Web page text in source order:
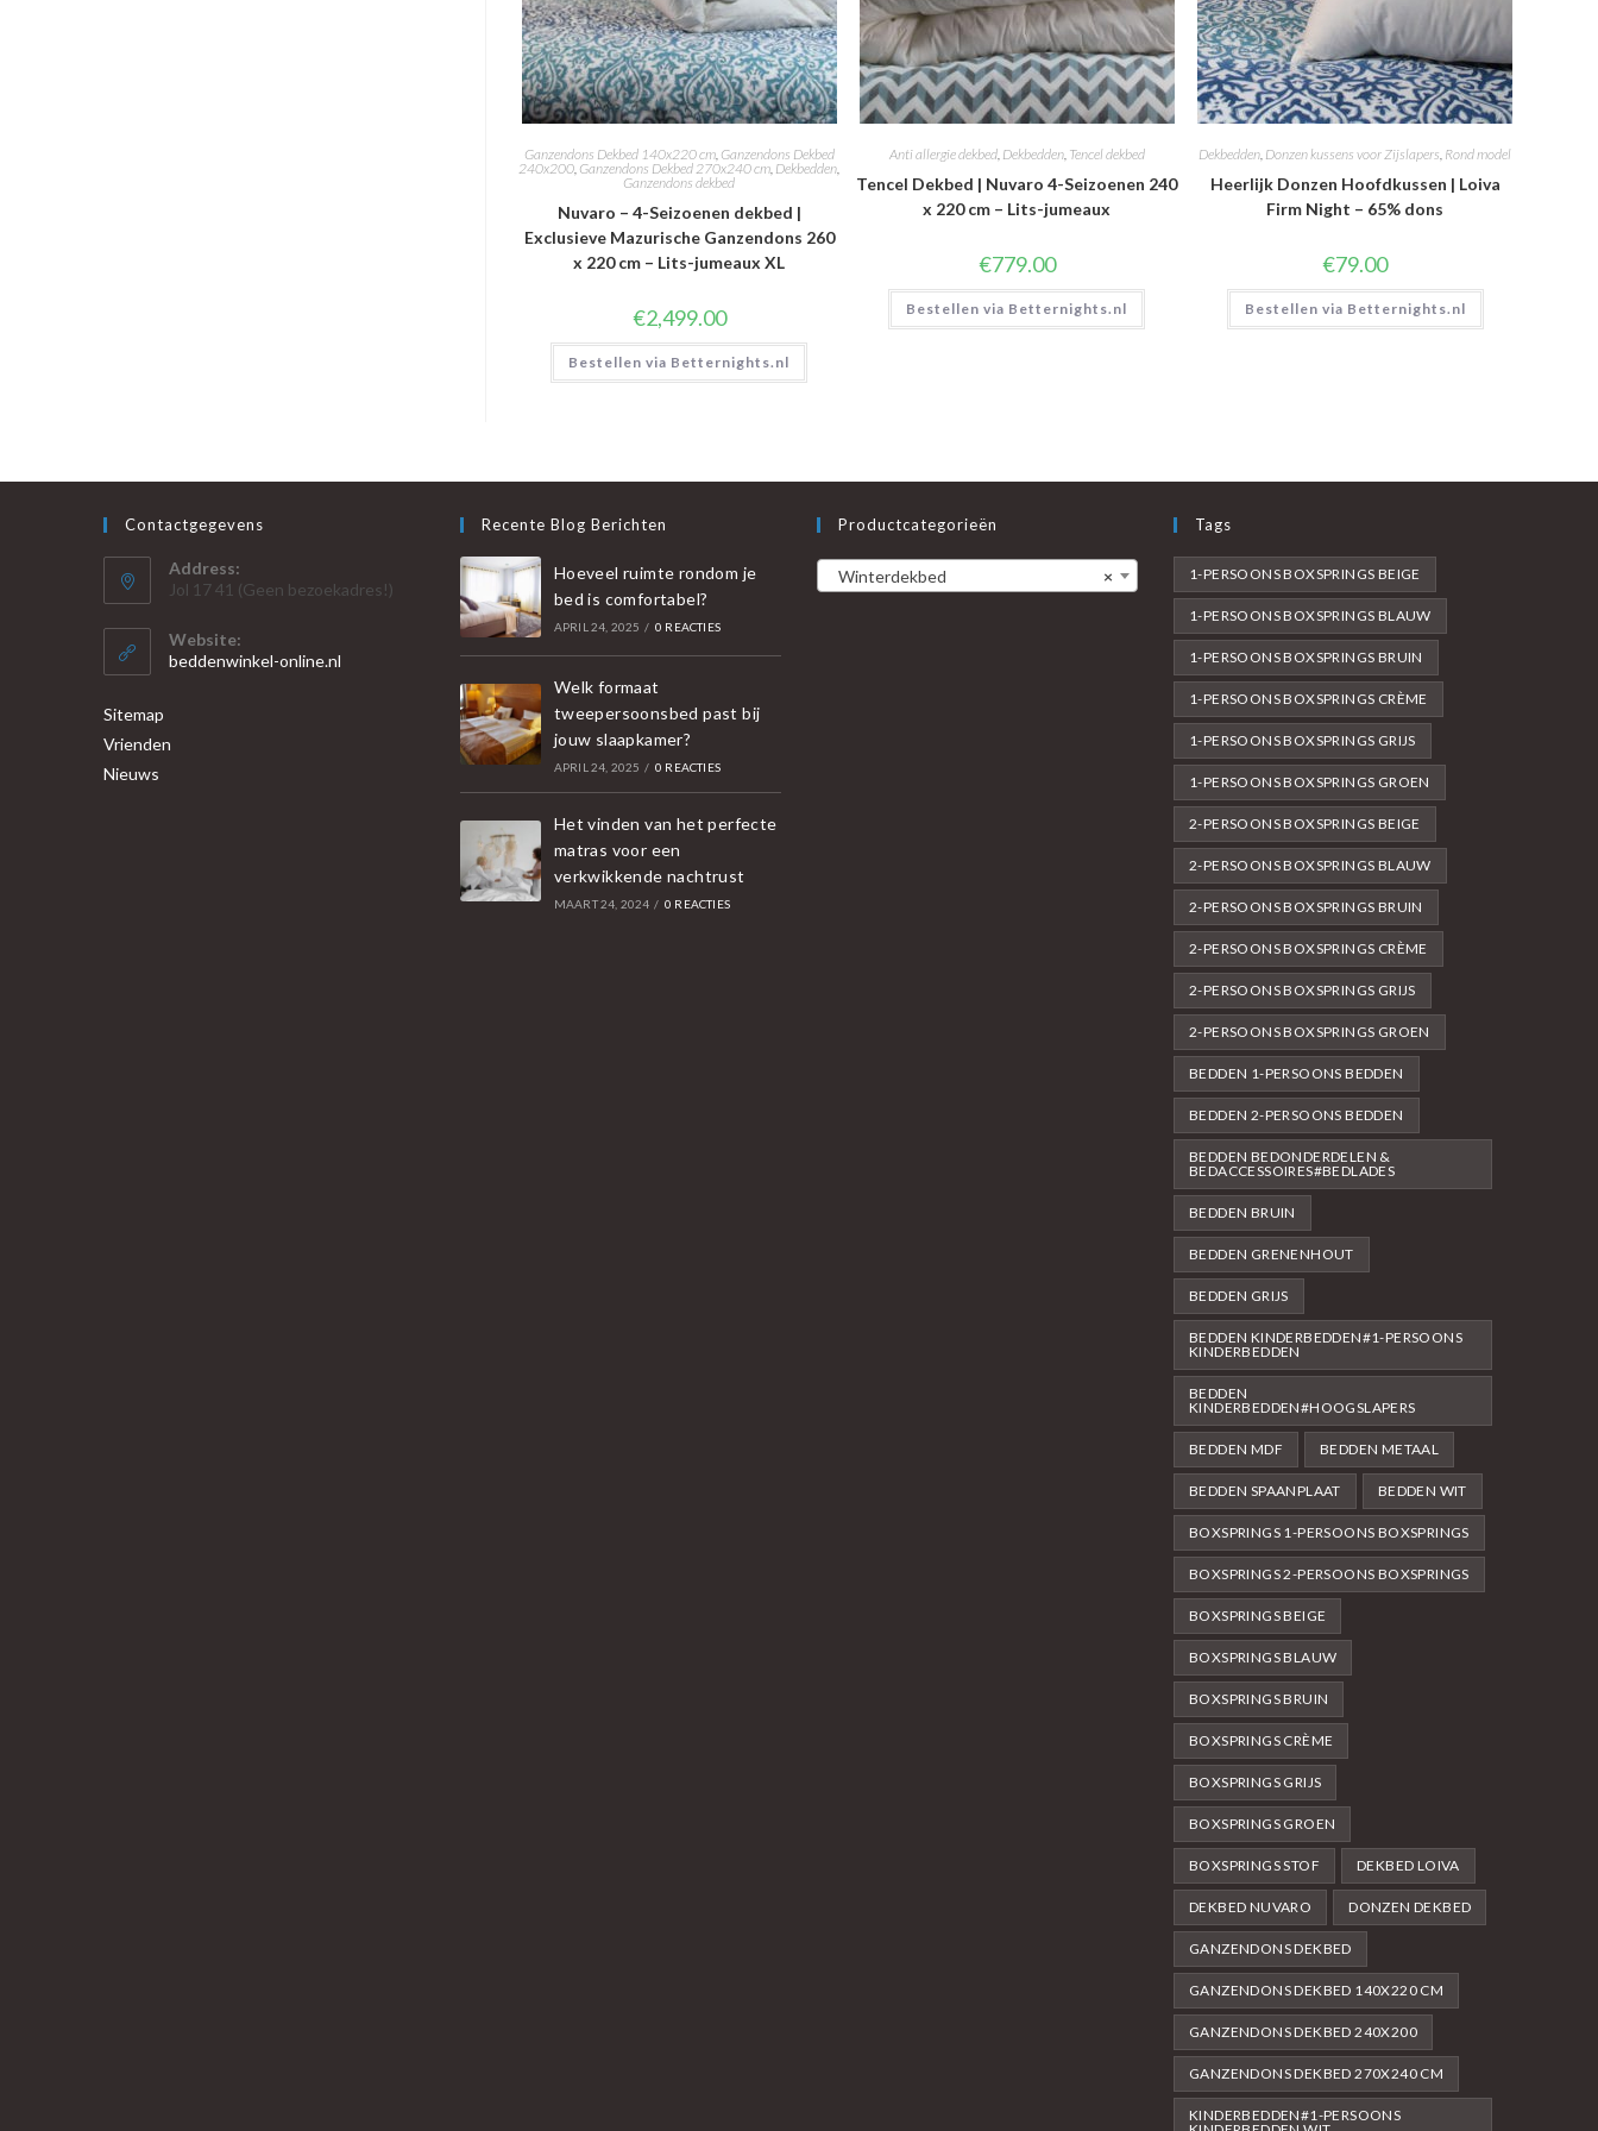
Ganzendons Dekbed 140x220 cm, Ganzendons Dekbed
240x200, Ganzendons Dekbed 270x240 cm, Dekbedden,
Ganzendons dekbed
Nuvaro – 4-Seizoenen dekbed |
Exclusieve Mazurische Ganzendons 260
x 220 cm – Lits-jumeaux XL
€2,499.00
Bestellen via Betternights.nl
Anti allergie dekbed, Dekbedden, Tencel dekbed
Tencel Dekbed | Nuvaro 4-Seizoenen 240
x 220 cm – Lits-jumeaux
€779.00
Bestellen via Betternights.nl
Dekbedden, Donzen kussens voor Zijslapers, Rond model
Heerlijk Donzen Hoofdkussen | Loiva
Firm Night – 65% dons
€79.00
Bestellen via Betternights.nl
Contactgegevens
Address:
Jol 17 41 (Geen bezoekadres!)
Website:
beddenwinkel-online.nl
Sitemap
Vrienden
Nieuws
Recente Blog Berichten
Hoeveel ruimte rondom je
bed is comfortabel?
APRIL 24, 2025 / 0 REACTIES
Welk formaat
tweepersoonsbed past bij
jouw slaapkamer?
APRIL 24, 2025 / 0 REACTIES
Het vinden van het perfecte
matras voor een
verkwikkende nachtrust
MAART 24, 2024 / 0 REACTIES
Productcategorieën
×
Winterdekbed
Tags
1-PERSOONS BOXSPRINGS BEIGE
1-PERSOONS BOXSPRINGS BLAUW
1-PERSOONS BOXSPRINGS BRUIN
1-PERSOONS BOXSPRINGS CRÈME
1-PERSOONS BOXSPRINGS GRIJS
1-PERSOONS BOXSPRINGS GROEN
2-PERSOONS BOXSPRINGS BEIGE
2-PERSOONS BOXSPRINGS BLAUW
2-PERSOONS BOXSPRINGS BRUIN
2-PERSOONS BOXSPRINGS CRÈME
2-PERSOONS BOXSPRINGS GRIJS
2-PERSOONS BOXSPRINGS GROEN
BEDDEN 1-PERSOONS BEDDEN
BEDDEN 2-PERSOONS BEDDEN
BEDDEN BEDONDERDELEN &
BEDACCESSOIRES#BEDLADES
BEDDEN BRUIN
BEDDEN GRENENHOUT
BEDDEN GRIJS
BEDDEN KINDERBEDDEN#1-PERSOONS
KINDERBEDDEN
BEDDEN
KINDERBEDDEN#HOOGSLAPERS
BEDDEN MDF BEDDEN METAAL
BEDDEN SPAANPLAAT BEDDEN WIT
BOXSPRINGS 1-PERSOONS BOXSPRINGS
BOXSPRINGS 2-PERSOONS BOXSPRINGS
BOXSPRINGS BEIGE
BOXSPRINGS BLAUW
BOXSPRINGS BRUIN
BOXSPRINGS CRÈME
BOXSPRINGS GRIJS
BOXSPRINGS GROEN
BOXSPRINGS STOF DEKBED LOIVA
DEKBED NUVARO DONZEN DEKBED
GANZENDONS DEKBED
GANZENDONS DEKBED 140X220 CM
GANZENDONS DEKBED 240X200
GANZENDONS DEKBED 270X240 CM
KINDERBEDDEN#1-PERSOONS